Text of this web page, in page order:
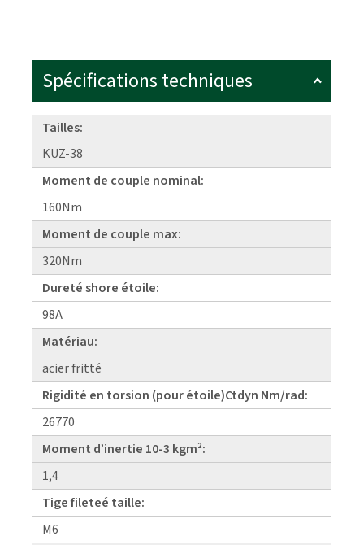
Spécifications techniques
Tailles:
KUZ-38
Moment de couple nominal:
160Nm
Moment de couple max:
320Nm
Dureté shore étoile:
98A
Matériau:
acier fritté
Rigidité en torsion (pour étoile)Ctdyn Nm/rad:
26770
Moment d’inertie 10-3 kgm²:
1,4
Tige fileteé taille:
M6